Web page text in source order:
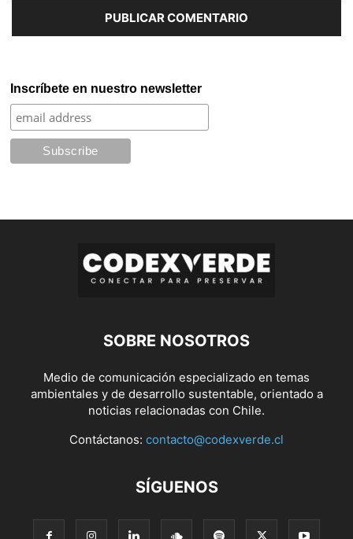
Inscríbete en nuestro newsletter
SOBRE NOSOTROS
Medio de comunicación especializado en temas
ambientales y de desarrollo sustentable, orientado a
noticias relacionadas con Chile.
Contáctanos: contacto@codexverde.cl
SÍGUENOS